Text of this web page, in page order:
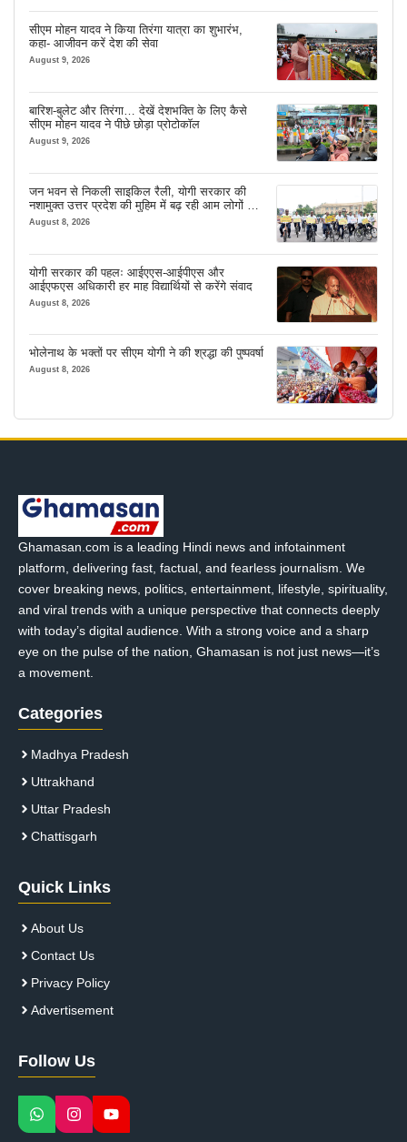
सीएम मोहन यादव ने किया तिरंगा यात्रा का शुभारंभ,
कहा- आजीवन करें देश की सेवा
August 9, 2026
बारिश-बुलेट और तिरंगा… देखें देशभक्ति के लिए कैसे
सीएम मोहन यादव ने पीछे छोड़ा प्रोटोकॉल
August 9, 2026
जन भवन से निकली साइकिल रैली, योगी सरकार की
नशामुक्त उत्तर प्रदेश की मुहिम में बढ़ रही आम लोगों की
भागीदारी
August 8, 2026
योगी सरकार की पहलः आईएएस-आईपीएस और
आईएफएस अधिकारी हर माह विद्यार्थियों से करेंगे संवाद
August 8, 2026
भोलेनाथ के भक्तों पर सीएम योगी ने की श्रद्धा की पुष्पवर्षा
August 8, 2026
Ghamasan.com is a leading Hindi news and infotainment
platform, delivering fast, factual, and fearless journalism. We
cover breaking news, politics, entertainment, lifestyle, spirituality,
and viral trends with a unique perspective that connects deeply
with today’s digital audience. With a strong voice and a sharp
eye on the pulse of the nation, Ghamasan is not just news—it’s
a movement.
Categories
Madhya Pradesh
Uttrakhand
Uttar Pradesh
Chattisgarh
Quick Links
About Us
Contact Us
Privacy Policy
Advertisement
Follow Us